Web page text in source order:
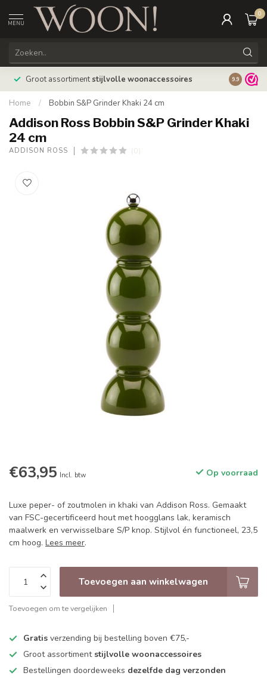
MENU
0
Groot assortimentstijlvolle woonaccessoires 9.9
Home / Bobbin S&P Grinder Khaki 24 cm
Addison Ross Bobbin S&P Grinder Khaki
24 cm
ADDISON ROSS (0)
€63,95 Incl. btw Op voorraad
Luxe peper- of zoutmolen in khaki van Addison Ross. Gemaakt
van FSC-gecertificeerd hout met hoogglans lak, keramisch
maalwerk en verwisselbare S/P knop. Stijlvol én functioneel, 23,5
cm hoog. Lees meer.
Toevoegen aan winkelwagen
Toevoegen om te vergelijken
Gratis verzending bij bestelling boven €75,-
Groot assortiment stijlvolle woonaccessoires
Bestellingen doordeweeks dezelfde dag verzonden